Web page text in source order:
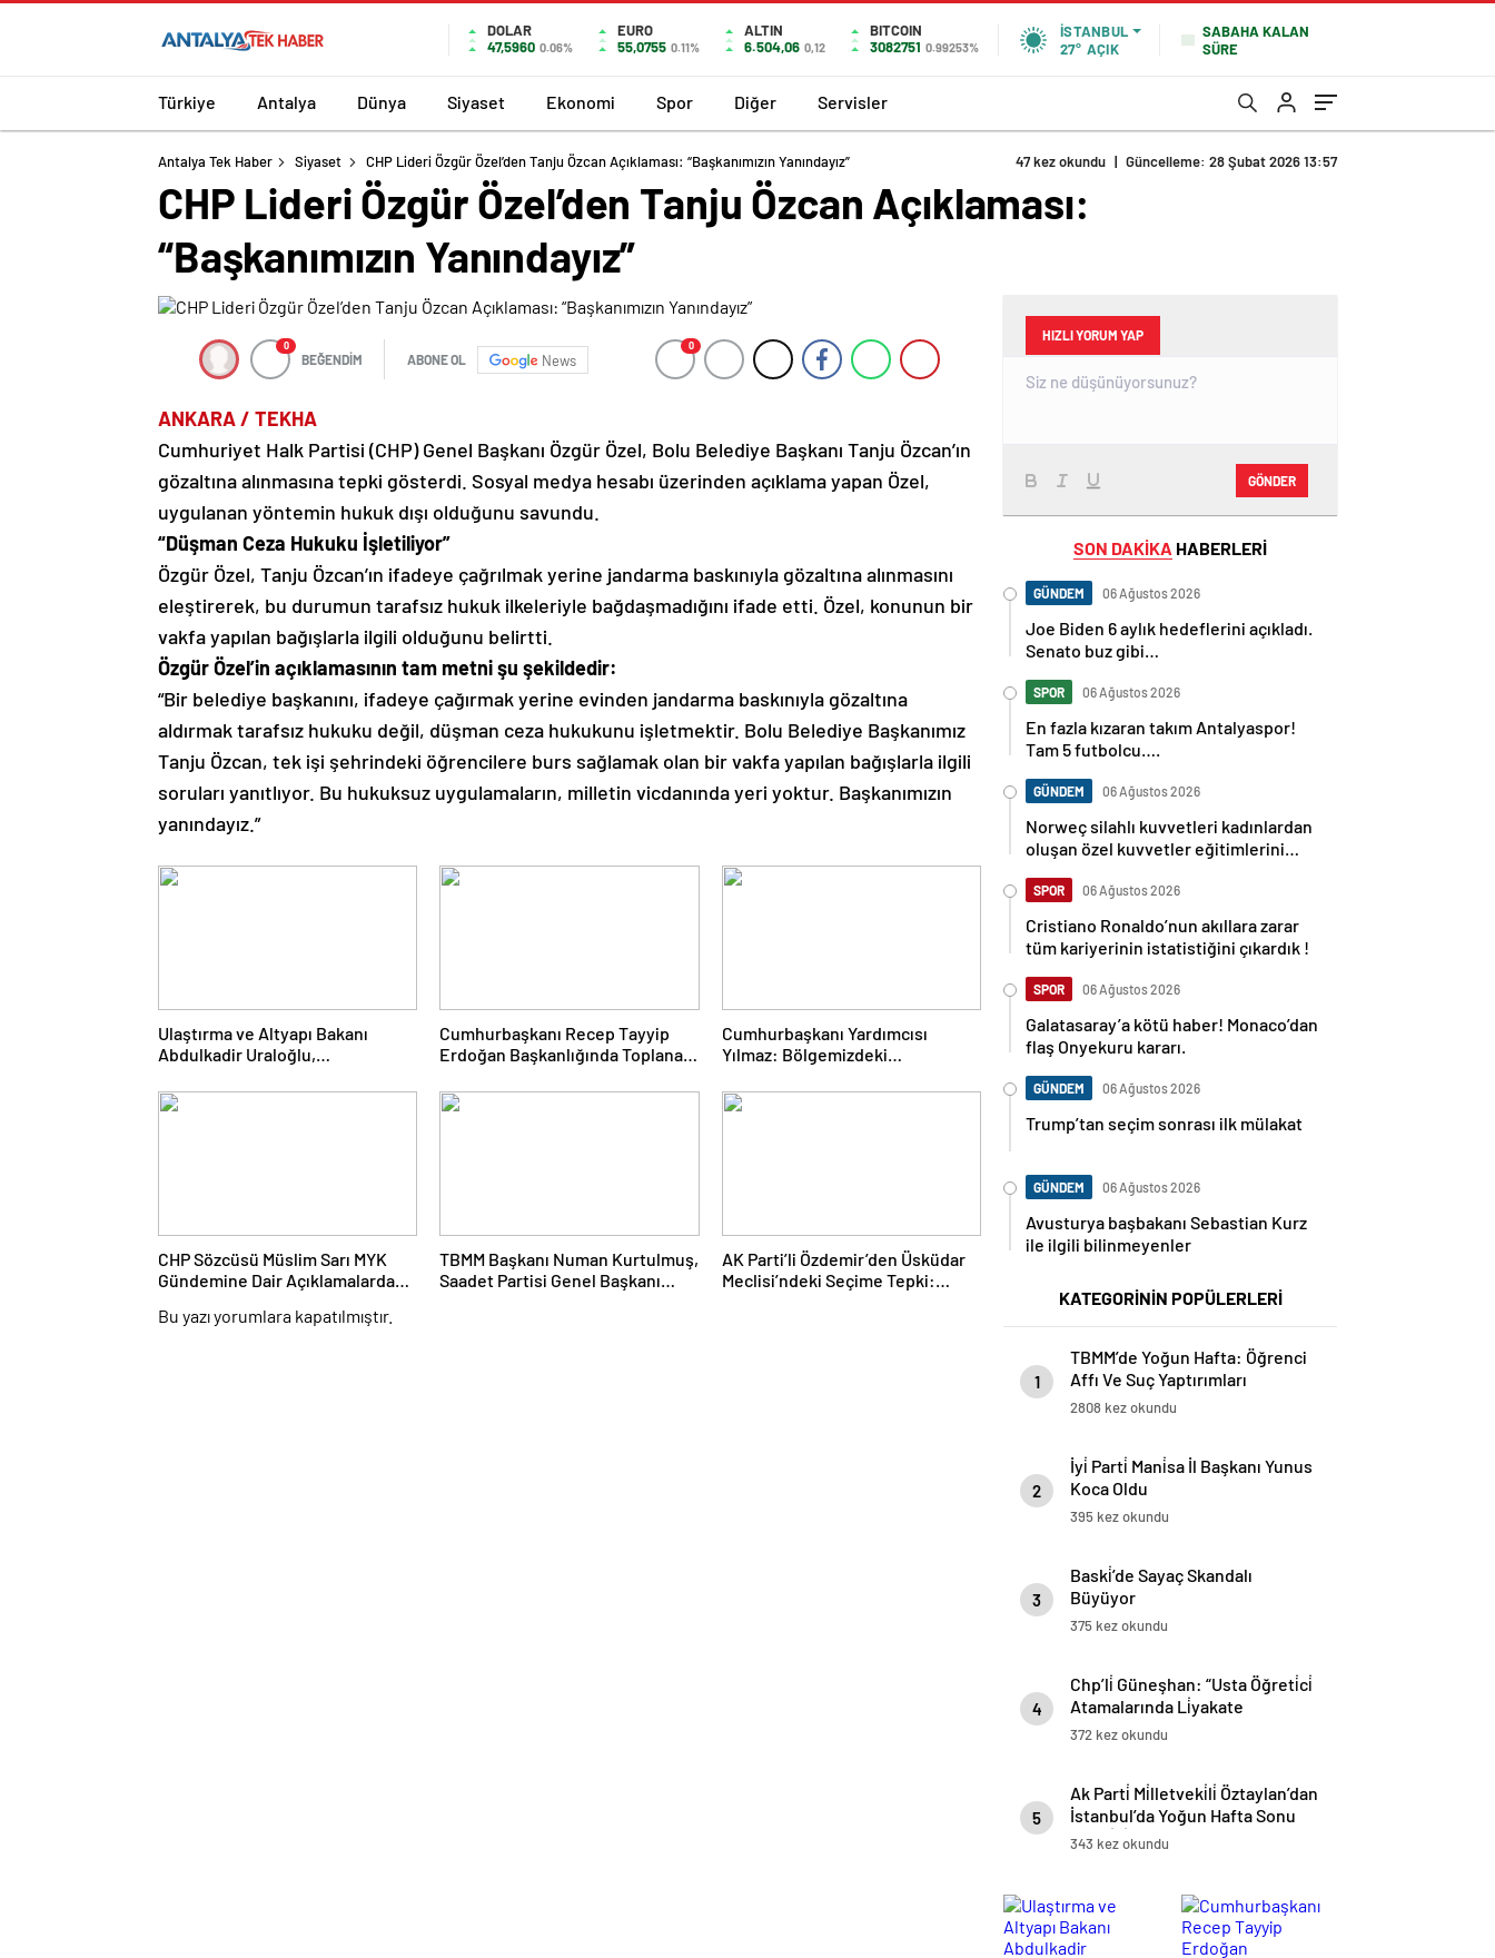
DOLAR
47,5960 0.06%
EURO
55,0755 0.11%
ALTIN
6.504,06 0,12
BITCOIN
3082751 0.99253%
İSTANBUL
27° AÇIK
SABAHA KALAN
SÜRE
Türkiye Antalya Dünya Siyaset Ekonomi Spor Diğer Servisler
Antalya Tek Haber Siyaset CHP Lideri Özgür Özel’den Tanju Özcan Açıklaması: “Başkanımızın Yanındayız” 47 kez okundu | Güncelleme: 28 Şubat 2026 13:57
CHP Lideri Özgür Özel’den Tanju Özcan Açıklaması:
“Başkanımızın Yanındayız”
0
BEĞENDİM ABONE OL News
0
ANKARA / TEKHA
Cumhuriyet Halk Partisi (CHP) Genel Başkanı Özgür Özel, Bolu Belediye Başkanı Tanju Özcan’ın
gözaltına alınmasına tepki gösterdi. Sosyal medya hesabı üzerinden açıklama yapan Özel,
uygulanan yöntemin hukuk dışı olduğunu savundu.
“Düşman Ceza Hukuku İşletiliyor”
Özgür Özel, Tanju Özcan’ın ifadeye çağrılmak yerine jandarma baskınıyla gözaltına alınmasını
eleştirerek, bu durumun tarafsız hukuk ilkeleriyle bağdaşmadığını ifade etti. Özel, konunun bir
vakfa yapılan bağışlarla ilgili olduğunu belirtti.
Özgür Özel’in açıklamasının tam metni şu şekildedir:
“Bir belediye başkanını, ifadeye çağırmak yerine evinden jandarma baskınıyla gözaltına
aldırmak tarafsız hukuku değil, düşman ceza hukukunu işletmektir. Bolu Belediye Başkanımız
Tanju Özcan, tek işi şehrindeki öğrencilere burs sağlamak olan bir vakfa yapılan bağışlarla ilgili
soruları yanıtlıyor. Bu hukuksuz uygulamaların, milletin vicdanında yeri yoktur. Başkanımızın
yanındayız.”
Ulaştırma ve Altyapı Bakanı
Abdulkadir Uraloğlu,
Başkanlarıyla Bir Araya Geldi
Cumhurbaşkanı Recep Tayyip
Erdoğan Başkanlığında Toplanan
“Terörsüz Türkiye” Süreci Oldu
Cumhurbaşkanı Yardımcısı
Yılmaz: Bölgemizdeki
Çıkarmaya Devam Edeceğiz
CHP Sözcüsü Müslim Sarı MYK
Gündemine Dair Açıklamalarda
Yapıldı
TBMM Başkanı Numan Kurtulmuş,
Saadet Partisi Genel Başkanı
AK Parti’li Özdemir’den Üsküdar
Meclisi’ndeki Seçime Tepki:
Bu yazı yorumlara kapatılmıştır.
HIZLI YORUM YAP
GÖNDER
SON DAKİKA HABERLERİ
GÜNDEM 06 Ağustos 2026
Joe Biden 6 aylık hedeflerini açıkladı.
Senato buz gibi…
SPOR 06 Ağustos 2026
En fazla kızaran takım Antalyaspor!
Tam 5 futbolcu….
GÜNDEM 06 Ağustos 2026
Norweç silahlı kuvvetleri kadınlardan
oluşan özel kuvvetler eğitimlerini
SPOR 06 Ağustos 2026
Cristiano Ronaldo’nun akıllara zarar
tüm kariyerinin istatistiğini çıkardık !
SPOR 06 Ağustos 2026
Galatasaray’a kötü haber! Monaco’dan
flaş Onyekuru kararı.
GÜNDEM 06 Ağustos 2026
Trump’tan seçim sonrası ilk mülakat
GÜNDEM 06 Ağustos 2026
Avusturya başbakanı Sebastian Kurz
ile ilgili bilinmeyenler
KATEGORİNİN POPÜLERLERİ
1
TBMM’de Yoğun Hafta: Öğrenci
Affı Ve Suç Yaptırımları
Gündeme Geliyor
2808 kez okundu
2
İyi̇ Parti̇ Mani̇sa İl Başkanı Yunus
Koca Oldu
395 kez okundu
3
Baski̇’de Sayaç Skandalı
Büyüyor
375 kez okundu
4
Chp’li̇ Güneşhan: “Usta Öğreti̇ci̇
Atamalarında Li̇yakate
Uyulmuyor”
372 kez okundu
5
Ak Parti̇ Mi̇lletveki̇li̇ Öztaylan’dan
İstanbul’da Yoğun Hafta Sonu
Mesai̇si̇
343 kez okundu